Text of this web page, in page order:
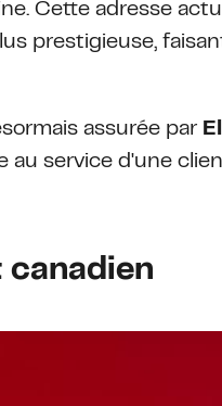
Cette adresse
prestigieuse,
assurée par
au service d'une
canadien